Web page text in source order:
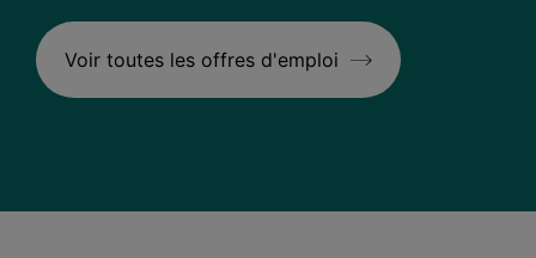
Voir toutes les offres d'emploi